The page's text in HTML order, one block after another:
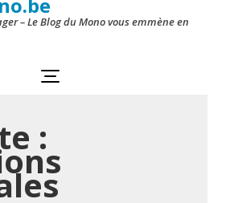
– Le Blog du Mono vous emmène en
: